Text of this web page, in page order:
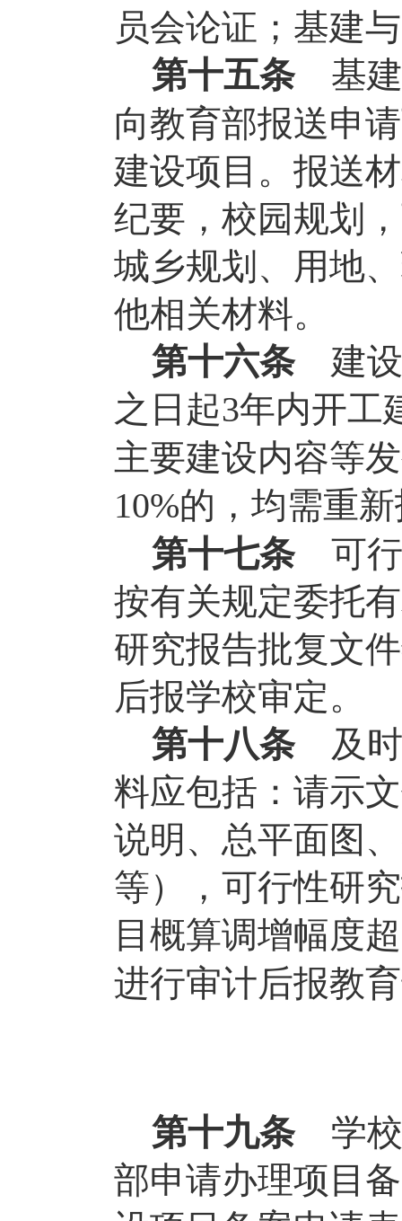
员会论证；基建
第十五条 基
向教育部报送申
建设项目。报送
纪要，校园规划
城乡规划、用地
他相关材料。
第十六条 建
之日起3年内开工
主要建设内容等
10%的，均需重
第十七条可
按有关规定委托
研究报告批复文
后报学校审定。
第十八条 及
料应包括：请示
说明、总平面图
等），可行性研
目概算调增幅度
进行审计后报教
第十九条 学
部申请办理项目